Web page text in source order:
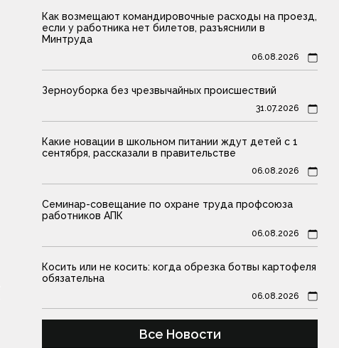
Как возмещают командировочные расходы на проезд,
если у работника нет билетов, разъяснили в
Минтруда
06.08.2026
Зерноуборка без чрезвычайных происшествий
31.07.2026
Какие новации в школьном питании ждут детей с 1
сентября, рассказали в правительстве
06.08.2026
Семинар-совещание по охране труда профсоюза
работников АПК
06.08.2026
Косить или не косить: когда обрезка ботвы картофеля
обязательна
06.08.2026
Все Новости